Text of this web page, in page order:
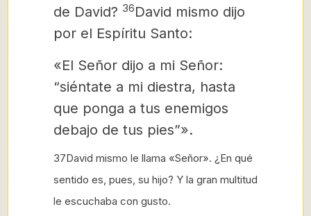
de David? 36David mismo dijo
por el Espíritu Santo:
«El Señor dijo a mi Señor:
“siéntate a mi diestra, hasta
que ponga a tus enemigos
debajo de tus pies”».
37David mismo le llama «Señor». ¿En qué
sentido es, pues, su hijo? Y la gran multitud
le escuchaba con gusto.